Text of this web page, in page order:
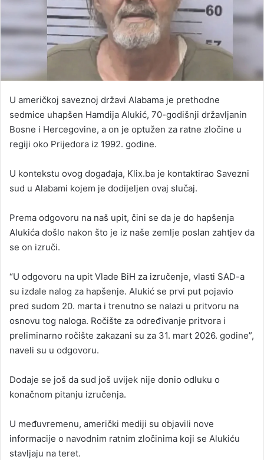
U američkoj saveznoj državi Alabama je prethodne
sedmice uhapšen Hamdija Alukić, 70-godišnji državljanin
Bosne i Hercegovine, a on je optužen za ratne zločine u
regiji oko Prijedora iz 1992. godine.
U kontekstu ovog događaja, Klix.ba je kontaktirao Savezni
sud u Alabami kojem je dodijeljen ovaj slučaj.
Prema odgovoru na naš upit, čini se da je do hapšenja
Alukića došlo nakon što je iz naše zemlje poslan zahtjev da
se on izruči.
“U odgovoru na upit Vlade BiH za izručenje, vlasti SAD-a
su izdale nalog za hapšenje. Alukić se prvi put pojavio
pred sudom 20. marta i trenutno se nalazi u pritvoru na
osnovu tog naloga. Ročište za određivanje pritvora i
preliminarno ročište zakazani su za 31. mart 2026. godine”,
naveli su u odgovoru.
Dodaje se još da sud još uvijek nije donio odluku o
konačnom pitanju izručenja.
U međuvremenu, američki mediji su objavili nove
informacije o navodnim ratnim zločinima koji se Alukiću
stavljaju na teret.